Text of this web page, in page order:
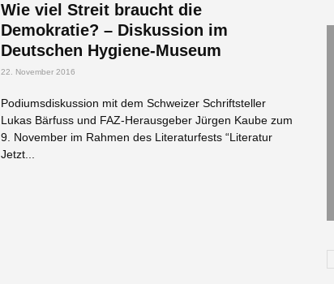
Wie viel Streit braucht die
Demokratie? – Diskussion im
Deutschen Hygiene-Museum
22. November 2016
Podiumsdiskussion mit dem Schweizer Schriftsteller
Lukas Bärfuss und FAZ-Herausgeber Jürgen Kaube zum
9. November im Rahmen des Literaturfests “Literatur
Jetzt...